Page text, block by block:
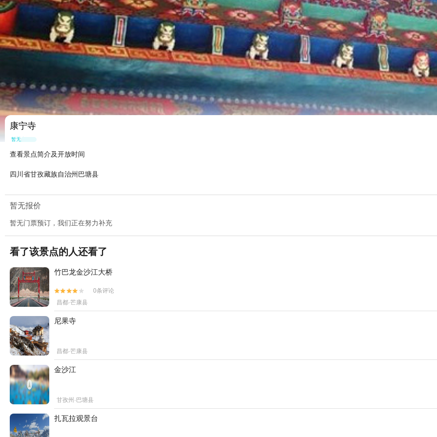
康宁寺
暂无点评
查看景点简介及开放时间
四川省甘孜藏族自治州巴塘县
暂无报价
暂无门票预订，我们正在努力补充
看了该景点的人还看了
竹巴龙金沙江大桥


0条评论
昌都·芒康县
尼果寺
昌都·芒康县
金沙江
甘孜州·巴塘县
扎瓦拉观景台